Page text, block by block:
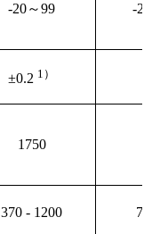
-20～99 -25
±0.2 1 ）
1750
370 - 1200